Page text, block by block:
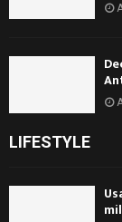
LIFESTYLE